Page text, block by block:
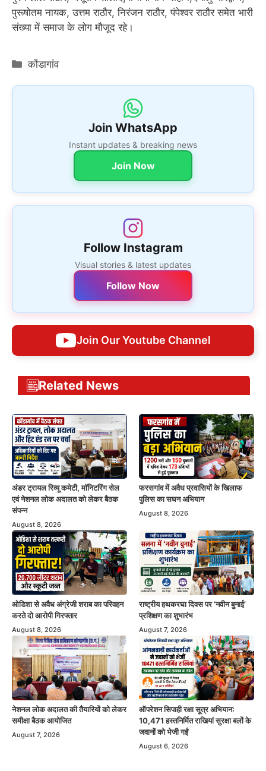
पुरूषोतम नायक, उत्तम राठौर, निरंजन राठौर, पंपेश्वर राठौर समेत भारी
संख्या में समाज के लोग मौजूद रहे।
Categories
कोंडागांव
Join WhatsApp
Instant updates & breaking news
Join Now
Follow Instagram
Visual stories & latest updates
Follow Now
Join Our Youtube Channel
Related News
अंडर ट्रायल रिव्यू कमेटी, मॉनिटरिंग सेल
एवं नेशनल लोक अदालत को लेकर बैठक
संपन्न
August 8, 2026
फरसगांव में अवैध प्रवासियों के खिलाफ
पुलिस का सघन अभियान
August 8, 2026
ओडिशा से अवैध अंग्रेजी शराब का परिवहन
करते दो आरोपी गिरफ्तार
August 8, 2026
राष्ट्रीय हथकरघा दिवस पर ‘नवीन बुनाई’
प्रशिक्षण का शुभारंभ
August 7, 2026
नेशनल लोक अदालत की तैयारियों को लेकर
समीक्षा बैठक आयोजित
August 7, 2026
ऑपरेशन सिपाही रक्षा सूत्र अभियान:
10,471 हस्तनिर्मित राखियां सुरक्षा बलों के
जवानों को भेजी गईं
August 6, 2026